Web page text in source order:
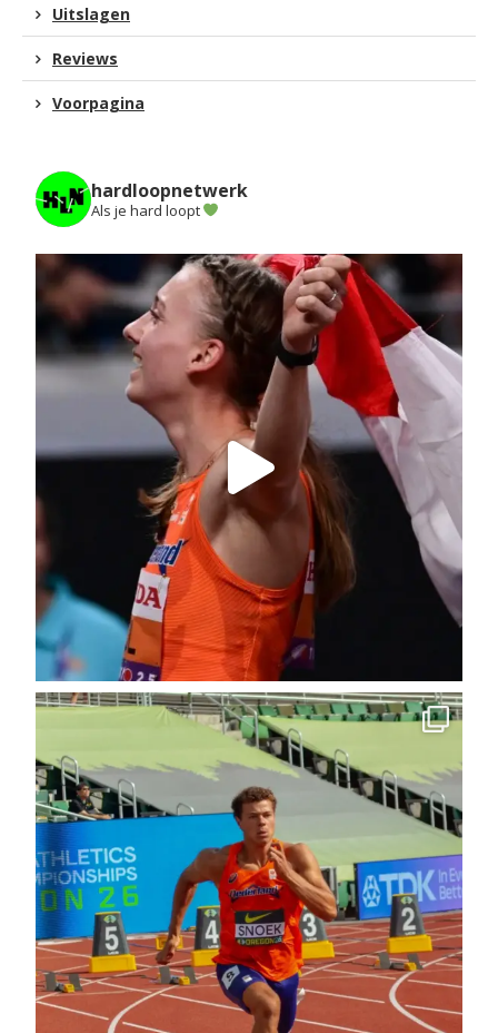
Uitslagen
Reviews
Voorpagina
hardloopnetwerk
Als je hard loopt